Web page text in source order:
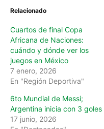
g
Relacionado
Cuartos de final Copa
Africana de Naciones:
cuándo y dónde ver los
juegos en México
7 enero, 2026
En "Región Deportiva"
6to Mundial de Messi;
Argentina inicia con 3 goles
17 junio, 2026